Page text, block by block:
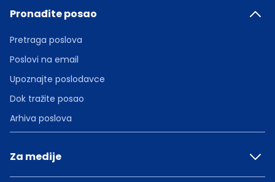
Pronađite posao
Pretraga poslova
Poslovi na email
Upoznajte poslodavce
Dok tražite posao
Arhiva poslova
Za medije